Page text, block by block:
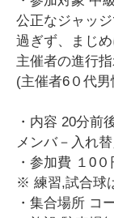
公正なジャッ
過ぎず、まじ
主催者の進行指
(主催者6０代男
・内容 20分前
メンバ－入れ
・参加費 １0
※ 練習,試合球
・集合場所 コ